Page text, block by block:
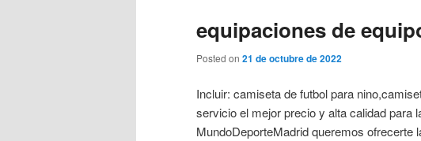
equipaciones de
Posted on 21 de octubre de 2022
Incluir: camiseta de futbol para
servicio el mejor precio y alta calidad para
MundoDeporteMadrid queremos